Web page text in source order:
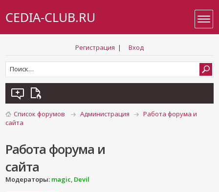
CEDIA-CLUB.RU
Регистрация | Вход
Список форумов Администрация
Работа форума и
сайта
Работа форума и
сайта
Модераторы: magic, Devil